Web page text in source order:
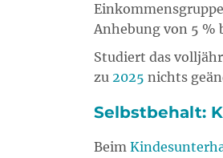
Anhebung von 5 %
Studiert das
zu 2025 nichts
Selbstbehalt:
Beim